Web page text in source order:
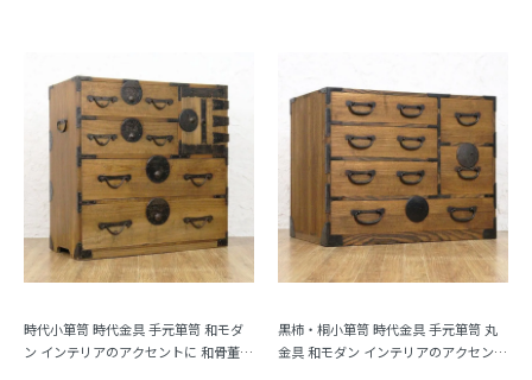
時代小箪笥 時代金具 手元箪笥 和モダ
ン インテリアのアクセントに 和骨董
黒柿・桐小箪笥 時代金具 手元箪笥 丸
金具 和モダン インテリアのアクセント